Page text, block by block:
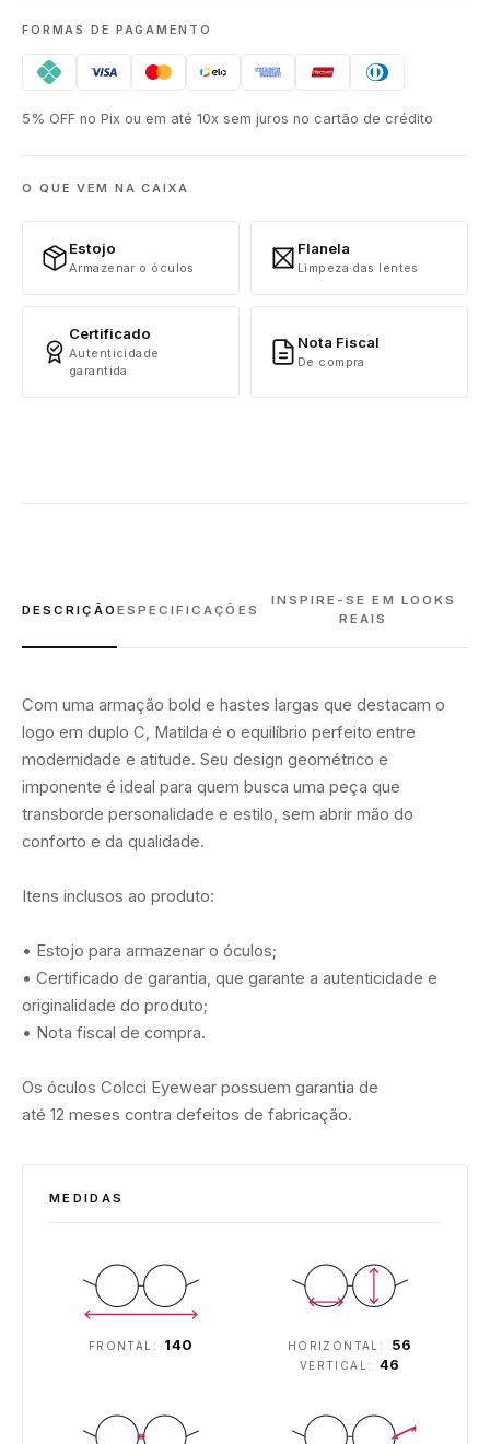
FORMAS DE PAGAMENTO
5% OFF no Pix ou em até 10x sem juros no cartão de crédito
O QUE VEM NA CAIXA
Estojo
Armazenar o óculos
Flanela
Limpeza das lentes
Certificado
Autenticidade
garantida
Nota Fiscal
De compra
DESCRIÇÃO ESPECIFICAÇÕES
INSPIRE-SE EM LOOKS
REAIS
Com uma armação bold e hastes largas que destacam o
logo em duplo C, Matilda é o equilíbrio perfeito entre
modernidade e atitude. Seu design geométrico e
imponente é ideal para quem busca uma peça que
transborde personalidade e estilo, sem abrir mão do
conforto e da qualidade.
Itens inclusos ao produto:
• Estojo para armazenar o óculos;
• Certificado de garantia, que garante a autenticidade e
originalidade do produto;
• Nota fiscal de compra.
Os óculos Colcci Eyewear possuem garantia de
até 12 meses contra defeitos de fabricação.
MEDIDAS
FRONTAL: 140 HORIZONTAL: 56
VERTICAL: 46